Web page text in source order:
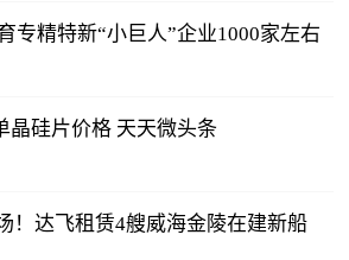
专精特新“小巨人”企业1000家左右
晶硅片价格 天天微头条
！达飞租赁4艘威海金陵在建新船